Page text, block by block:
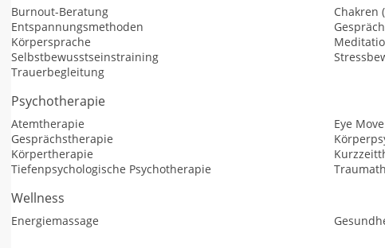
Burnout-Beratung
Chakren
Entspannungsmethoden
Körpersprache
Selbstbewusstseinstraining
Trauerbegleitung
Psychotherapie
Atemtherapie
Eye
Gesprächstherapie
Körpertherapie
Tiefenpsychologische Psychotherapie
Wellness
Energiemassage